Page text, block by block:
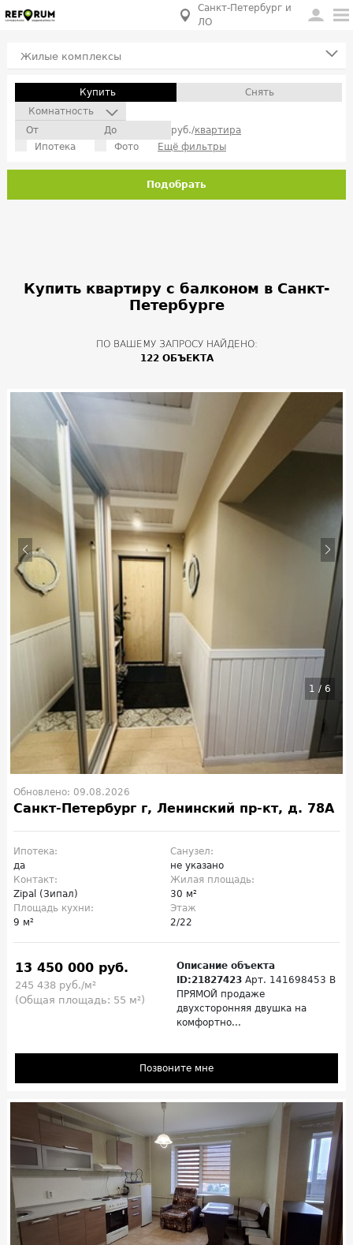
Санкт-Петербург и
ЛО
Жилые комплексы
Купить
Снять
Комнатность
руб./квартира
Ипотека
Фото Ещё фильтры
Подобрать
Купить квартиру с балконом в Санкт-
Петербурге
ПО ВАШЕМУ ЗАПРОСУ НАЙДЕНО:
122 ОБЪЕКТА
1 / 6
Обновлено: 09.08.2026
Санкт-Петербург г, Ленинский пр-кт, д. 78А
Ипотека:
да
Санузел:
не указано
Контакт:
Zipal (Зипал)
Жилая площадь:
30 м²
Площадь кухни:
9 м²
Этаж
2/22
13 450 000 руб.
245 438 руб./м²
(Общая площадь: 55 м²)
Описание объекта
ID:21827423 Арт. 141698453 В
ПРЯМОЙ продаже
двухсторонняя двушка на
комфортно...
Позвоните мне